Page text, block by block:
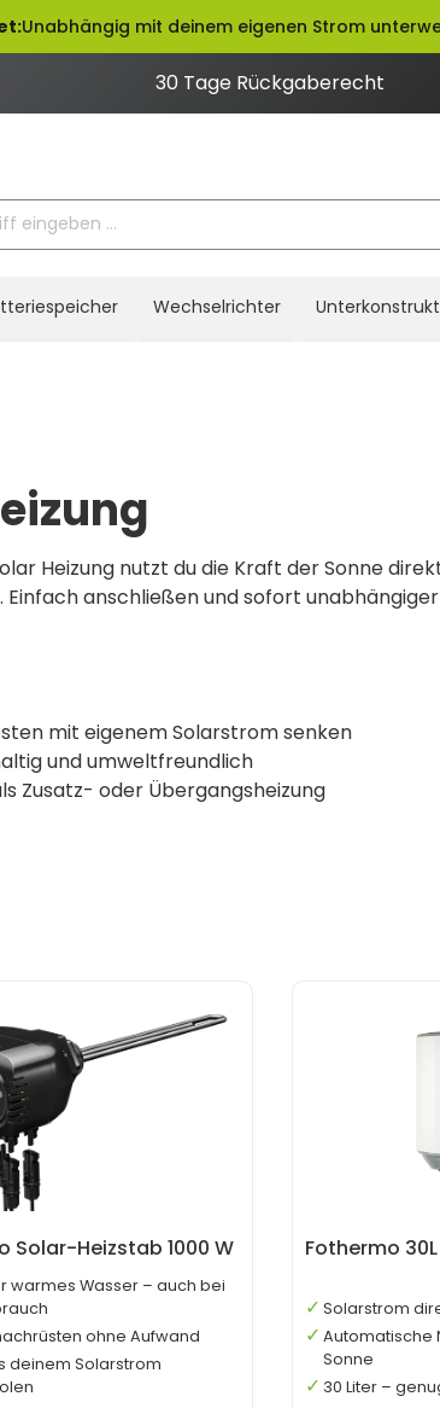
Unabhängig mit deinem eigenen Strom
30 Tage Rückgaberecht
Wechselrichter
Heizung nutzt du die Kraft der Sonne
Einfach anschließen und sofort
mit eigenem Solarstrom senken
und umweltfreundlich
Zusatz- oder Übergangsheizung
Solar-Heizstab 1000 W
warmes Wasser – auch bei
ohne Aufwand
deinem Solarstrom
Fothermo
Solarstrom
Automatische
Sonne
30 Liter –